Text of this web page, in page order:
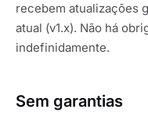
recebem atualizações
atual (v1.x). Não há
indefinidamente.
Sem garantias